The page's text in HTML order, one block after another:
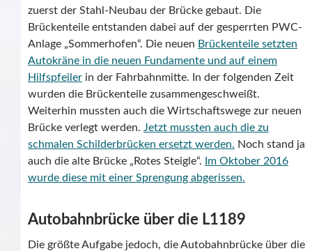
zuerst der Stahl-Neubau der Brücke gebaut. Die
Brückenteile entstanden dabei auf der gesperrten PWC-
Anlage „Sommerhofen“. Die neuen Brückenteile setzten
Autokräne in die neuen Fundamente und auf einem
Hilfspfeiler in der Fahrbahnmitte. In der folgenden Zeit
wurden die Brückenteile zusammengeschweißt.
Weiterhin mussten auch die Wirtschaftswege zur neuen
Brücke verlegt werden. Jetzt mussten auch die zu
schmalen Schilderbrücken ersetzt werden. Noch stand ja
auch die alte Brücke „Rotes Steigle“.
Im Oktober 2016
wurde diese mit einer Sprengung abgerissen.
Autobahnbrücke über die L1189
Die größte Aufgabe jedoch, die Autobahnbrücke über die